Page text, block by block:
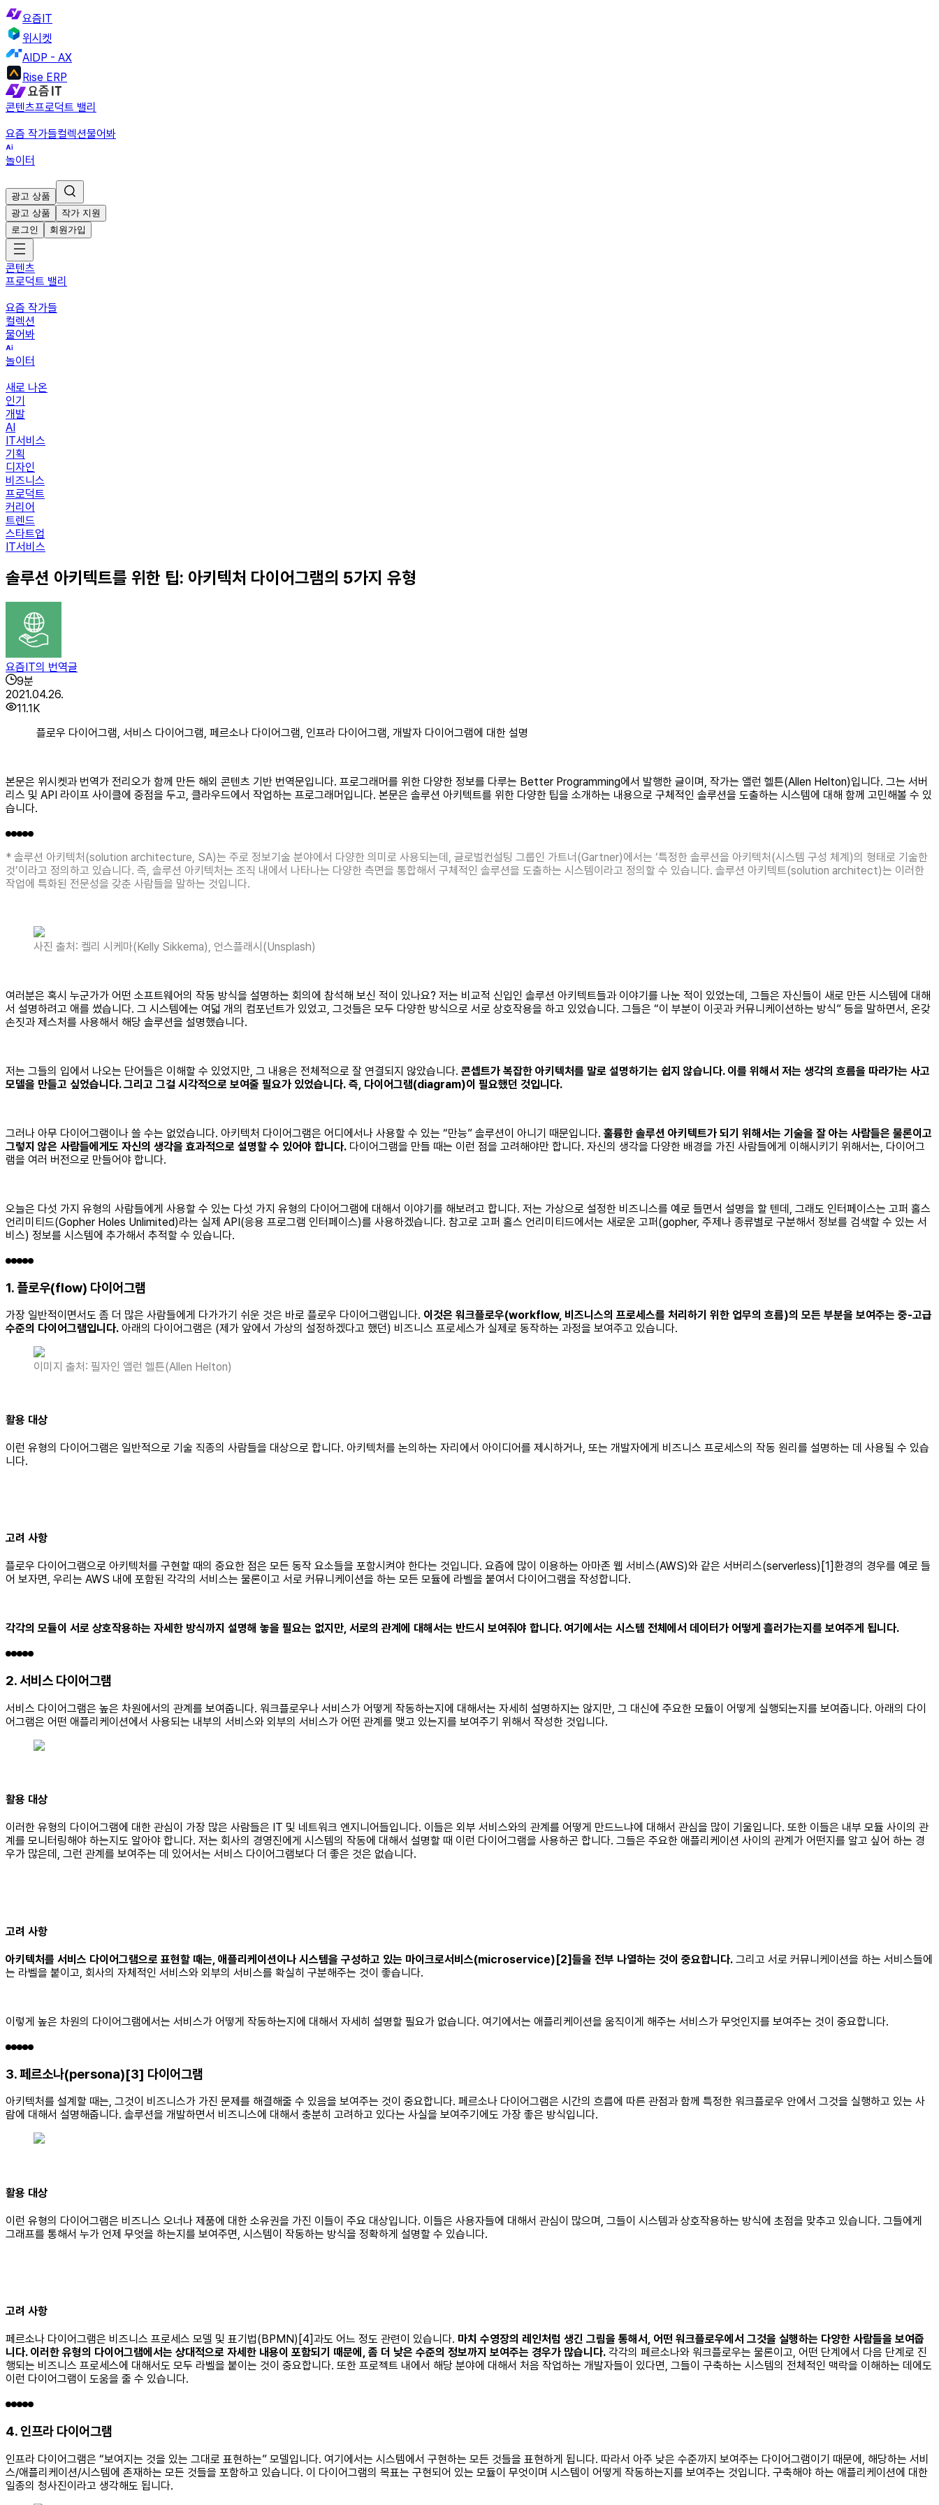
요즘IT
위시켓
AIDP - AX
Rise ERP
콘텐츠프로덕트 밸리
요즘 작가들컬렉션물어봐
놀이터
광고 상품
광고 상품
작가 지원
로그인
회원가입
콘텐츠
프로덕트 밸리
요즘 작가들
컬렉션
물어봐
놀이터
새로 나온
인기
개발
AI
IT서비스
기획
디자인
비즈니스
프로덕트
커리어
트렌드
스타트업
IT서비스
솔루션 아키텍트를 위한 팁: 아키텍처 다이어그램의 5가지 유형
요즘IT의 번역글
9분
2021.04.26.
11.1K
플로우 다이어그램, 서비스 다이어그램, 페르소나 다이어그램, 인프라 다이어그램, 개발자 다이어그램에 대한 설명
본문은 위시켓과 번역가 전리오가 함께 만든 해외 콘텐츠 기반 번역문입니다. 프로그래머를 위한 다양한 정보를 다루는 Better Programming에서 발행한 글이며, 작가는 앨런 헬튼(Allen Helton)입니다. 그는 서버
리스 및 API 라이프 사이클에 중점을 두고, 클라우드에서 작업하는 프로그래머입니다. 본문은 솔루션 아키텍트를 위한 다양한 팁을 소개하는 내용으로 구체적인 솔루션을 도출하는 시스템에 대해 함께 고민해볼 수 있
습니다.
* 솔루션 아키텍처(solution architecture, SA)는 주로 정보기술 분야에서 다양한 의미로 사용되는데, 글로벌컨설팅 그룹인 가트너(Gartner)에서는 ‘특정한 솔루션을 아키텍처(시스템 구성 체계)의 형태로 기술한
것’이라고 정의하고 있습니다. 즉, 솔루션 아키텍처는 조직 내에서 나타나는 다양한 측면을 통합해서 구체적인 솔루션을 도출하는 시스템이라고 정의할 수 있습니다. 솔루션 아키텍트(solution architect)는 이러한
작업에 특화된 전문성을 갖춘 사람들을 말하는 것입니다.
사진 출처: 켈리 시케마(Kelly Sikkema), 언스플래시(Unsplash)
여러분은 혹시 누군가가 어떤 소프트웨어의 작동 방식을 설명하는 회의에 참석해 보신 적이 있나요? 저는 비교적 신입인 솔루션 아키텍트들과 이야기를 나눈 적이 있었는데, 그들은 자신들이 새로 만든 시스템에 대해
서 설명하려고 애를 썼습니다. 그 시스템에는 여덟 개의 컴포넌트가 있었고, 그것들은 모두 다양한 방식으로 서로 상호작용을 하고 있었습니다. 그들은 “이 부분이 이곳과 커뮤니케이션하는 방식” 등을 말하면서, 온갖
손짓과 제스처를 사용해서 해당 솔루션을 설명했습니다.
저는 그들의 입에서 나오는 단어들은 이해할 수 있었지만, 그 내용은 전체적으로 잘 연결되지 않았습니다. 콘셉트가 복잡한 아키텍처를 말로 설명하기는 쉽지 않습니다. 이를 위해서 저는 생각의 흐름을 따라가는 사고
모델을 만들고 싶었습니다. 그리고 그걸 시각적으로 보여줄 필요가 있었습니다. 즉, 다이어그램(diagram)이 필요했던 것입니다.
그러나 아무 다이어그램이나 쓸 수는 없었습니다. 아키텍처 다이어그램은 어디에서나 사용할 수 있는 “만능” 솔루션이 아니기 때문입니다. 훌륭한 솔루션 아키텍트가 되기 위해서는 기술을 잘 아는 사람들은 물론이고
그렇지 않은 사람들에게도 자신의 생각을 효과적으로 설명할 수 있어야 합니다. 다이어그램을 만들 때는 이런 점을 고려해야만 합니다. 자신의 생각을 다양한 배경을 가진 사람들에게 이해시키기 위해서는, 다이어그
램을 여러 버전으로 만들어야 합니다.
오늘은 다섯 가지 유형의 사람들에게 사용할 수 있는 다섯 가지 유형의 다이어그램에 대해서 이야기를 해보려고 합니다. 저는 가상으로 설정한 비즈니스를 예로 들면서 설명을 할 텐데, 그래도 인터페이스는 고퍼 홀스
언리미티드(Gopher Holes Unlimited)라는 실제 API(응용 프로그램 인터페이스)를 사용하겠습니다. 참고로 고퍼 홀스 언리미티드에서는 새로운 고퍼(gopher, 주제나 종류별로 구분해서 정보를 검색할 수 있는 서
비스) 정보를 시스템에 추가해서 추적할 수 있습니다.
1. 플로우(flow) 다이어그램
가장 일반적이면서도 좀 더 많은 사람들에게 다가가기 쉬운 것은 바로 플로우 다이어그램입니다. 이것은 워크플로우(workflow, 비즈니스의 프로세스를 처리하기 위한 업무의 흐름)의 모든 부분을 보여주는 중-고급
수준의 다이어그램입니다. 아래의 다이어그램은 (제가 앞에서 가상의 설정하겠다고 했던) 비즈니스 프로세스가 실제로 동작하는 과정을 보여주고 있습니다.
이미지 출처: 필자인 앨런 헬튼(Allen Helton)
활용 대상
이런 유형의 다이어그램은 일반적으로 기술 직종의 사람들을 대상으로 합니다. 아키텍처를 논의하는 자리에서 아이디어를 제시하거나, 또는 개발자에게 비즈니스 프로세스의 작동 원리를 설명하는 데 사용될 수 있습
니다.
고려 사항
플로우 다이어그램으로 아키텍처를 구현할 때의 중요한 점은 모든 동작 요소들을 포함시켜야 한다는 것입니다. 요즘에 많이 이용하는 아마존 웹 서비스(AWS)와 같은 서버리스(serverless)[1]환경의 경우를 예로 들
어 보자면, 우리는 AWS 내에 포함된 각각의 서비스는 물론이고 서로 커뮤니케이션을 하는 모든 모듈에 라벨을 붙여서 다이어그램을 작성합니다.
각각의 모듈이 서로 상호작용하는 자세한 방식까지 설명해 놓을 필요는 없지만, 서로의 관계에 대해서는 반드시 보여줘야 합니다. 여기에서는 시스템 전체에서 데이터가 어떻게 흘러가는지를 보여주게 됩니다.
2. 서비스 다이어그램
서비스 다이어그램은 높은 차원에서의 관계를 보여줍니다. 워크플로우나 서비스가 어떻게 작동하는지에 대해서는 자세히 설명하지는 않지만, 그 대신에 주요한 모듈이 어떻게 실행되는지를 보여줍니다. 아래의 다이
어그램은 어떤 애플리케이션에서 사용되는 내부의 서비스와 외부의 서비스가 어떤 관계를 맺고 있는지를 보여주기 위해서 작성한 것입니다.
활용 대상
이러한 유형의 다이어그램에 대한 관심이 가장 많은 사람들은 IT 및 네트워크 엔지니어들입니다. 이들은 외부 서비스와의 관계를 어떻게 만드느냐에 대해서 관심을 많이 기울입니다. 또한 이들은 내부 모듈 사이의 관
계를 모니터링해야 하는지도 알아야 합니다. 저는 회사의 경영진에게 시스템의 작동에 대해서 설명할 때 이런 다이어그램을 사용하곤 합니다. 그들은 주요한 애플리케이션 사이의 관계가 어떤지를 알고 싶어 하는 경
우가 많은데, 그런 관계를 보여주는 데 있어서는 서비스 다이어그램보다 더 좋은 것은 없습니다.
고려 사항
아키텍처를 서비스 다이어그램으로 표현할 때는, 애플리케이션이나 시스템을 구성하고 있는 마이크로서비스(microservice)[2]들을 전부 나열하는 것이 중요합니다. 그리고 서로 커뮤니케이션을 하는 서비스들에
는 라벨을 붙이고, 회사의 자체적인 서비스와 외부의 서비스를 확실히 구분해주는 것이 좋습니다.
이렇게 높은 차원의 다이어그램에서는 서비스가 어떻게 작동하는지에 대해서 자세히 설명할 필요가 없습니다. 여기에서는 애플리케이션을 움직이게 해주는 서비스가 무엇인지를 보여주는 것이 중요합니다.
3. 페르소나(persona)[3] 다이어그램
아키텍처를 설계할 때는, 그것이 비즈니스가 가진 문제를 해결해줄 수 있음을 보여주는 것이 중요합니다. 페르소나 다이어그램은 시간의 흐름에 따른 관점과 함께 특정한 워크플로우 안에서 그것을 실행하고 있는 사
람에 대해서 설명해줍니다. 솔루션을 개발하면서 비즈니스에 대해서 충분히 고려하고 있다는 사실을 보여주기에도 가장 좋은 방식입니다.
활용 대상
이런 유형의 다이어그램은 비즈니스 오너나 제품에 대한 소유권을 가진 이들이 주요 대상입니다. 이들은 사용자들에 대해서 관심이 많으며, 그들이 시스템과 상호작용하는 방식에 초점을 맞추고 있습니다. 그들에게
그래프를 통해서 누가 언제 무엇을 하는지를 보여주면, 시스템이 작동하는 방식을 정확하게 설명할 수 있습니다.
고려 사항
페르소나 다이어그램은 비즈니스 프로세스 모델 및 표기법(BPMN)[4]과도 어느 정도 관련이 있습니다. 마치 수영장의 레인처럼 생긴 그림을 통해서, 어떤 워크플로우에서 그것을 실행하는 다양한 사람들을 보여줍
니다. 이러한 유형의 다이어그램에서는 상대적으로 자세한 내용이 포함되기 때문에, 좀 더 낮은 수준의 정보까지 보여주는 경우가 많습니다. 각각의 페르소나와 워크플로우는 물론이고, 어떤 단계에서 다음 단계로 진
행되는 비즈니스 프로세스에 대해서도 모두 라벨을 붙이는 것이 중요합니다. 또한 프로젝트 내에서 해당 분야에 대해서 처음 작업하는 개발자들이 있다면, 그들이 구축하는 시스템의 전체적인 맥락을 이해하는 데에도
이런 다이어그램이 도움을 줄 수 있습니다.
4. 인프라 다이어그램
인프라 다이어그램은 “보여지는 것을 있는 그대로 표현하는” 모델입니다. 여기에서는 시스템에서 구현하는 모든 것들을 표현하게 됩니다. 따라서 아주 낮은 수준까지 보여주는 다이어그램이기 때문에, 해당하는 서비
스/애플리케이션/시스템에 존재하는 모든 것들을 포함하고 있습니다. 이 다이어그램의 목표는 구현되어 있는 모듈이 무엇이며 시스템이 어떻게 작동하는지를 보여주는 것입니다. 구축해야 하는 애플리케이션에 대한
일종의 청사진이라고 생각해도 됩니다.